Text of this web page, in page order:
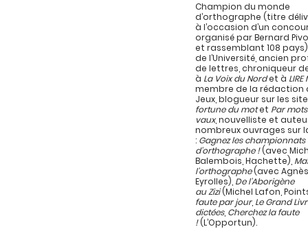
Champion du monde
d’orthographe (titre
à l’occasion d’un
organisé par Bernard
et rassemblant 108
de l’Université, ancien
de lettres, chroniqueur
à La Voix du Nordet à
membre de la rédaction
Jeux, blogueur sur les
fortune du motet Par
vaux, nouvelliste et
nombreux ouvrages sur
: Gagnez les championnats
d’orthographe !(avec
Balembois, Hachette),
l’orthographe(avec
Eyrolles), De l’Aborigène
au Zizi(Michel Lafon,
faute par jour, Le Grand
dictées, Cherchez la faute
!(L’Opportun).